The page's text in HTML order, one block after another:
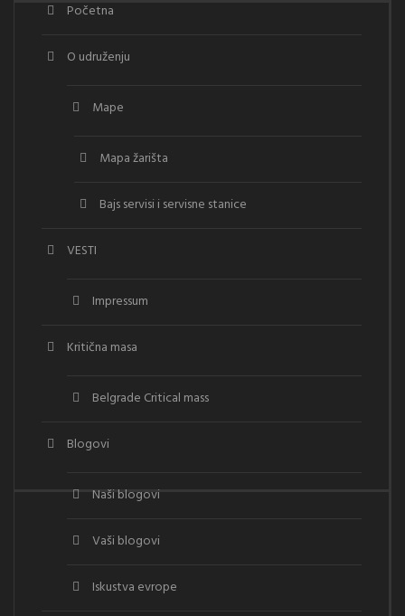
Početna
O udruženju
Mape
Mapa žarišta
Bajs servisi i servisne stanice
VESTI
Impressum
Kritična masa
Belgrade Critical mass
Blogovi
Naši blogovi
Vaši blogovi
Iskustva evrope